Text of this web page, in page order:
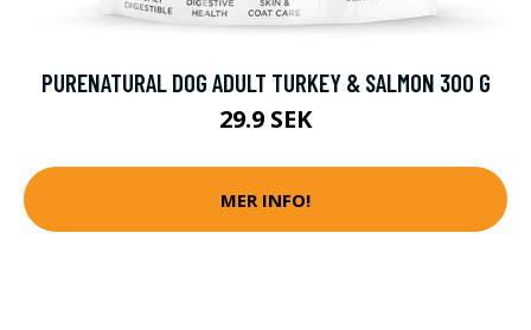
PURENATURAL DOG ADULT TURKEY & SALMON 300 G
29.9 SEK
MER INFO!